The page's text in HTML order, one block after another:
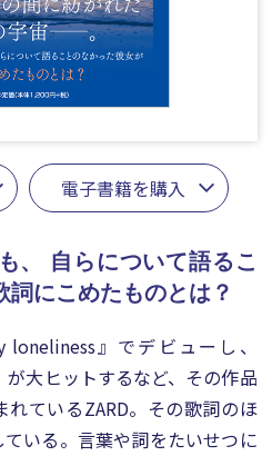
電子書籍を購入
、
自らについて語るこ
詞にこめたものとは？
』でデビューし、
大ヒットするなど、その作品
ているZARD。その歌詞のほ
いる。言葉や詞をたいせつに